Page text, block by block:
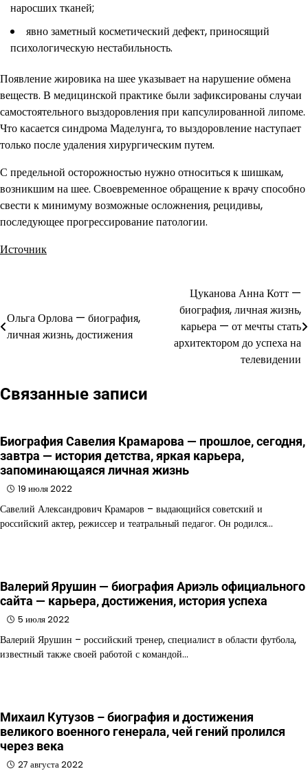
наросших тканей;
явно заметный косметический дефект, приносящий
психологическую нестабильность.
Появление жировика на шее указывает на нарушение обмена
веществ. В медицинской практике были зафиксированы случаи
самостоятельного выздоровления при капсулированной липоме.
Что касается синдрома Маделунга, то выздоровление наступает
только после удаления хирургическим путем.
С предельной осторожностью нужно относиться к шишкам,
возникшим на шее. Своевременное обращение к врачу способно
свести к минимуму возможные осложнения, рецидивы,
последующее прогрессирование патологии.
Источник
по
Ольга Орлова — биография,
личная жизнь, достижения
Цуканова Анна Котт —
биография, личная жизнь,
карьера — от мечты стать
архитектором до успеха на
телевидении
Связанные записи
Биография Савелия Крамарова — прошлое, сегодня,
завтра — история детства, яркая карьера,
запоминающаяся личная жизнь
19 июля 2022
Савелий Александрович Крамаров – выдающийся советский и
российский актер, режиссер и театральный педагог. Он родился…
Валерий Ярушин — биография Ариэль официального
сайта — карьера, достижения, история успеха
5 июля 2022
Валерий Ярушин – российский тренер, специалист в области футбола,
известный также своей работой с командой…
Михаил Кутузов – биография и достижения
великого военного генерала, чей гений пролился
через века
27 августа 2022